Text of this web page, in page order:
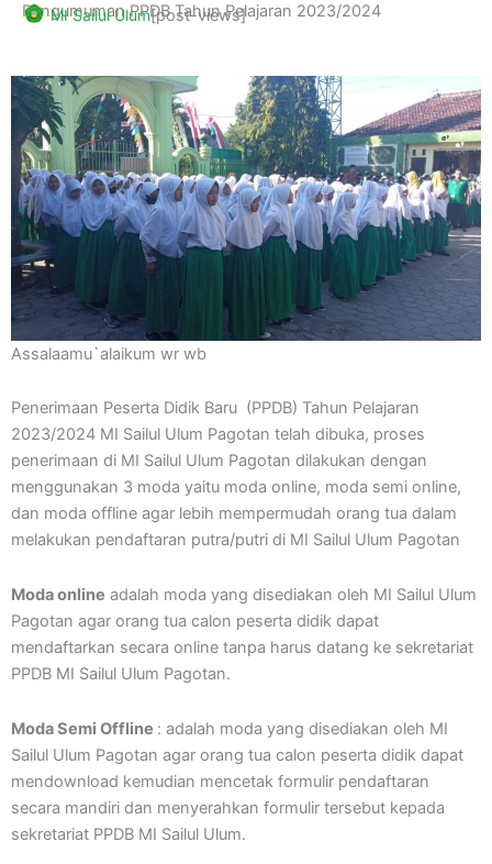
Pengumuman PPDB Tahun Pelajaran 2023/2024
MI Sailul Ulum[post-views]
Assalaamu`alaikum wr wb
Penerimaan Peserta Didik Baru (PPDB) Tahun Pelajaran
2023/2024 MI Sailul Ulum Pagotan telah dibuka, proses
penerimaan di MI Sailul Ulum Pagotan dilakukan dengan
menggunakan 3 moda yaitu moda online, moda semi online,
dan moda offline agar lebih mempermudah orang tua dalam
melakukan pendaftaran putra/putri di MI Sailul Ulum Pagotan
Moda online adalah moda yang disediakan oleh MI Sailul Ulum
Pagotan agar orang tua calon peserta didik dapat
mendaftarkan secara online tanpa harus datang ke sekretariat
PPDB MI Sailul Ulum Pagotan.
Moda Semi Offline : adalah moda yang disediakan oleh MI
Sailul Ulum Pagotan agar orang tua calon peserta didik dapat
mendownload kemudian mencetak formulir pendaftaran
secara mandiri dan menyerahkan formulir tersebut kepada
sekretariat PPDB MI Sailul Ulum.